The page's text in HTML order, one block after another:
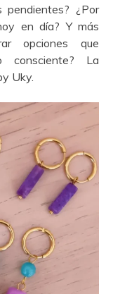
pendientes? ¿Por
en día? Y más
opciones que
consciente? La
Uky.